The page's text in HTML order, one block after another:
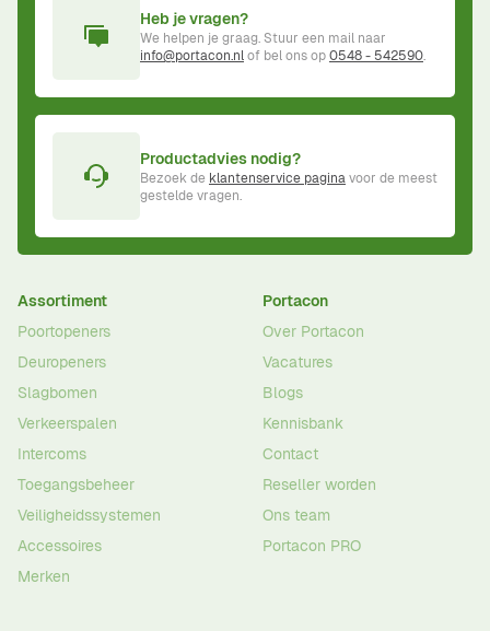
Heb je vragen?
We helpen je graag. Stuur een mail naar
info@portacon.nlof bel ons op0548 - 542590.
Productadvies nodig?
Bezoek de klantenservice paginavoor de meest
gestelde vragen.
Assortiment
Poortopeners
Deuropeners
Slagbomen
Verkeerspalen
Intercoms
Toegangsbeheer
Veiligheidssystemen
Accessoires
Merken
Portacon
Over Portacon
Vacatures
Blogs
Kennisbank
Contact
Reseller worden
Ons team
Portacon PRO